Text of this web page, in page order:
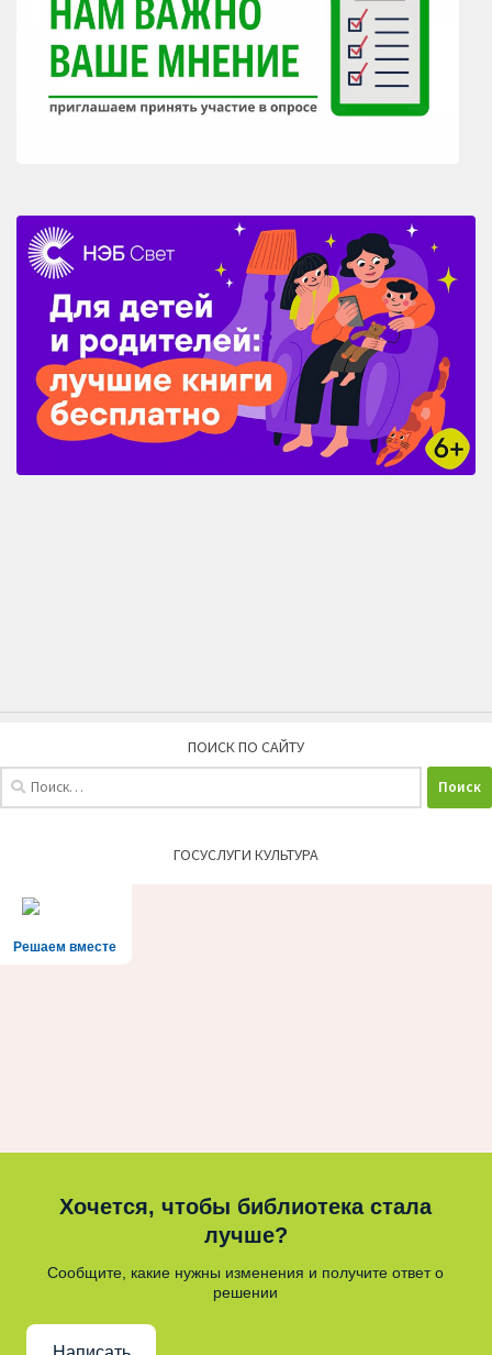
ПОИСК ПО САЙТУ
ГОСУСЛУГИ КУЛЬТУРА
Решаем вместе
Хочется, чтобы библиотека стала
лучше?
Сообщите, какие нужны изменения и получите ответ о
решении